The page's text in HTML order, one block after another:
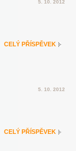
5. 10. 2012
CELÝ PŘÍSPĚVEK
5. 10. 2012
CELÝ PŘÍSPĚVEK